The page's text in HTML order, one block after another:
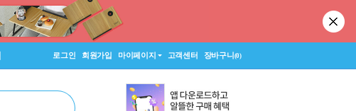
로그인 회원가입 마이페이지 고객센터 장바구니(0)